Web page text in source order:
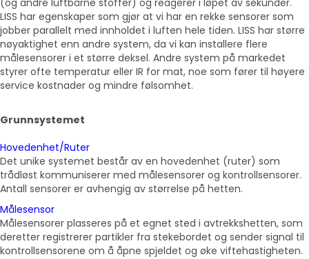
(og andre luftbårne stoffer) og reagerer i løpet av sekunder.
LISS har egenskaper som gjør at vi har en rekke sensorer som
jobber parallelt med innholdet i luften hele tiden. LISS har større
nøyaktighet enn andre system, da vi kan installere flere
målesensorer i et større deksel. Andre system på markedet
styrer ofte temperatur eller IR for mat, noe som fører til høyere
service kostnader og mindre følsomhet.
Grunnsystemet
Hovedenhet/Ruter
Det unike systemet består av en hovedenhet (ruter) som
trådløst kommuniserer med målesensorer og kontrollsensorer.
Antall sensorer er avhengig av størrelse på hetten.
Målesensor
Målesensorer plasseres på et egnet sted i avtrekkshetten, som
deretter registrerer partikler fra stekebordet og sender signal til
kontrollsensorene om å åpne spjeldet og øke viftehastigheten.